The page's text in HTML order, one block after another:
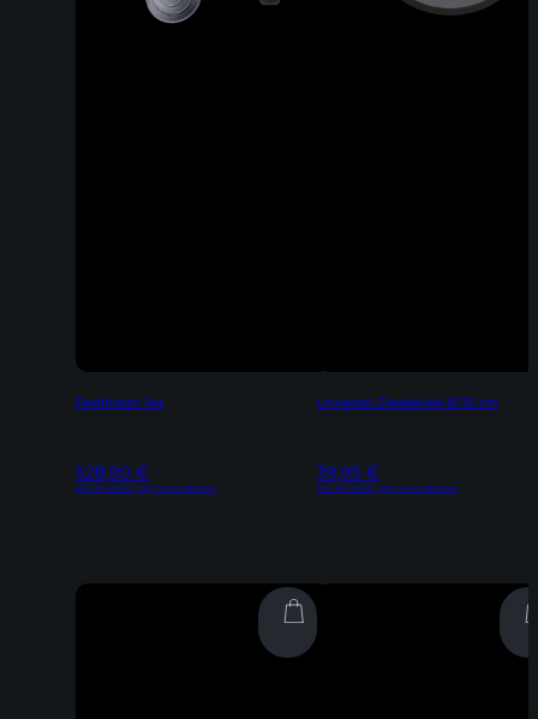
Festbraten Set
528,90 €
Inkl. 19% MwSt | zzgl. Versandkosten
Universal Glasdeckel Ø 32 cm
39,95 €
Inkl. 19% MwSt | zzgl. Versandkosten